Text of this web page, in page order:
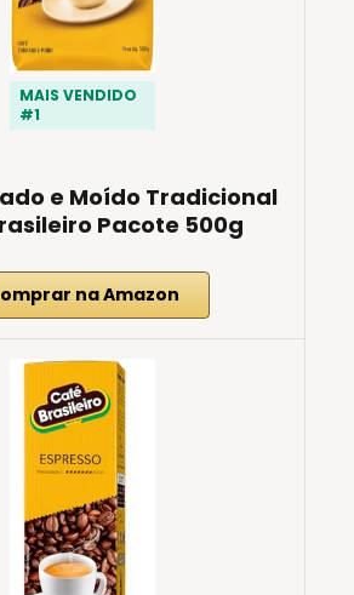
MAIS VENDIDO
#1
e Moído Tradicional
Pacote 500g
na Amazon